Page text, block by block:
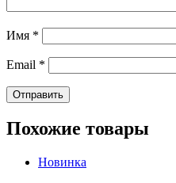
Имя *
Email *
Похожие товары
Новинка